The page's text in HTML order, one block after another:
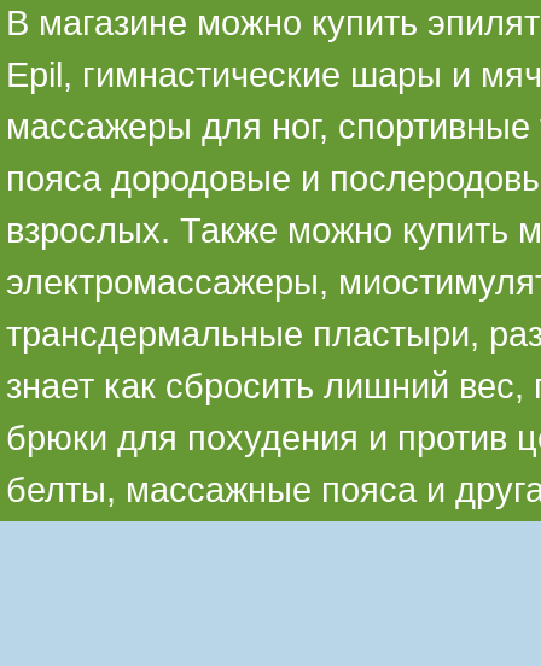
В магазине можно купить
Epil, гимнастические шары и
массажеры для ног,
пояса дородовые и
взрослых. Также можно купить
электромассажеры,
трансдермальные пластыри,
знает как сбросить лишний
брюки для похудения и против
белты, массажные пояса и